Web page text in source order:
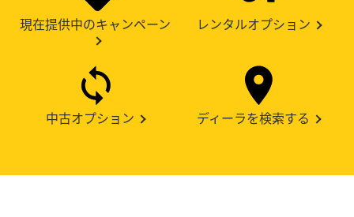
現在提供中のキャンペーン レンタルオプション
中古オプション ディーラを検索する